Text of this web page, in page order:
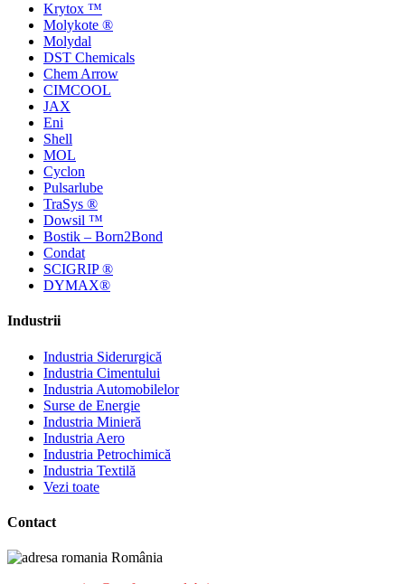
Krytox ™
Molykote ®
Molydal
DST Chemicals
Chem Arrow
CIMCOOL
JAX
Eni
Shell
MOL
Cyclon
Pulsarlube
TraSys ®
Dowsil ™
Bostik – Born2Bond
Condat
SCIGRIP ®
DYMAX®
Industrii
Industria Siderurgică
Industria Cimentului
Industria Automobilelor
Surse de Energie
Industria Minieră
Industria Aero
Industria Petrochimică
Industria Textilă
Vezi toate
Contact
România